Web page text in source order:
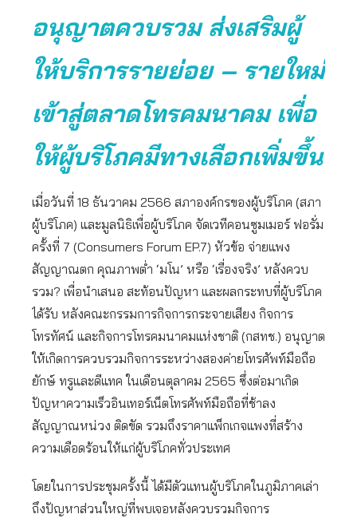
อนุญาตควบรวม ส่งเสริมผู้
ให้บริการรายย่อย – รายใหม่
เข้าสู่ตลาดโทรคมนาคม เพื่อ
ให้ผู้บริโภคมีทางเลือกเพิ่มขึ้น
เมื่อวันที่ 18 ธันวาคม 2566 สภาองค์กรของผู้บริโภค (สภา
ผู้บริโภค) และมูลนิธิเพื่อผู้บริโภค จัดเวทีคอนซูมเมอร์ ฟอรั่ม
ครั้งที่ 7 (Consumers Forum EP.7) หัวข้อ จ่ายแพง
สัญญาณตก คุณภาพต่ำ ‘มโน’ หรือ ‘เรื่องจริง’ หลังควบ
รวม? เพื่อนำเสนอ สะท้อนปัญหา และผลกระทบที่ผู้บริโภค
ได้รับ หลังคณะกรรมการกิจการกระจายเสียง กิจการ
โทรทัศน์ และกิจการโทรคมนาคมแห่งชาติ (กสทช.) อนุญาต
ให้เกิดการควบรวมกิจการระหว่างสองค่ายโทรศัพท์มือถือ
ยักษ์ ทรูและดีแทค ในเดือนตุลาคม 2565 ซึ่งต่อมาเกิด
ปัญหาความเร็วอินเทอร์เน็ตโทรศัพท์มือถือที่ช้าลง
สัญญาณหน่วง ติดขัด รวมถึงราคาแพ็กเกจแพงที่สร้าง
ความเดือดร้อนให้แก่ผู้บริโภคทั่วประเทศ
โดยในการประชุมครั้งนี้ ได้มีตัวแทนผู้บริโภคในภูมิภาคเล่า
ถึงปัญหาส่วนใหญ่ที่พบเจอหลังควบรวมกิจการ